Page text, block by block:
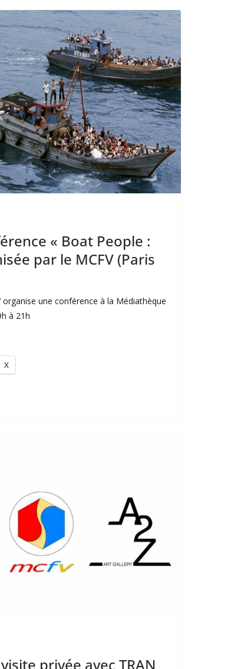
« Boat People :
par le MCFV (Paris
une conférence à la Médiathèque
à 21h
X
privée avec TRAN